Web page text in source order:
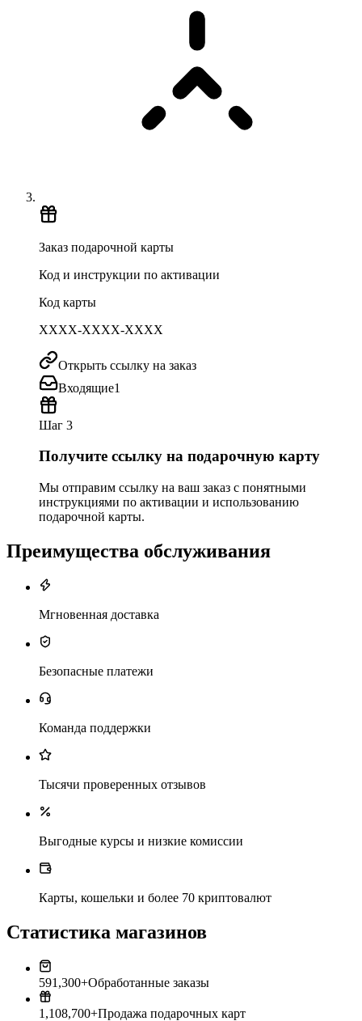
Заказ подарочной карты
Код и инструкции по активации
Код карты
XXXX-XXXX-XXXX
Открыть ссылку на заказ
Входящие1
Шаг 3
Получите ссылку на подарочную карту
Мы отправим ссылку на ваш заказ с понятными
инструкциями по активации и использованию
подарочной карты.
Преимущества обслуживания
Мгновенная доставка
Безопасные платежи
Команда поддержки
Тысячи проверенных отзывов
Выгодные курсы и низкие комиссии
Карты, кошельки и более 70 криптовалют
Статистика магазинов
591,300+Обработанные заказы
1,108,700+Продажа подарочных карт